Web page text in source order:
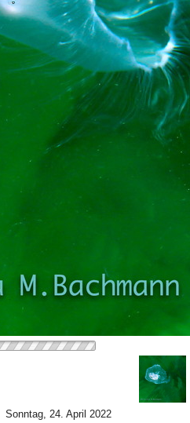
Sonntag, 24. April 2022